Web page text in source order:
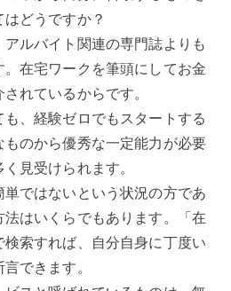
どうですか？
ルバイト関連の専門誌よりも
在宅ワークを筆頭にしてお金
れているからです。
、経験ゼロでもスタートする
のから優秀な一定能力が必要
見受けられます。
ではないという状況の方であ
はいくらでもあります。「在
索すれば、自分自身に丁度い
できます。